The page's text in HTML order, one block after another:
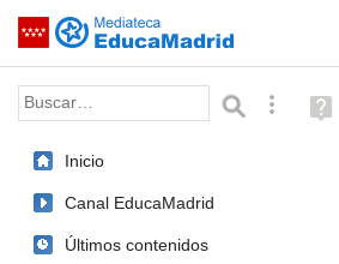
Saltar navegación
Palabra o frase: Búsqueda
(en
Inicio
Canal EducaMadrid
Últimos contenidos